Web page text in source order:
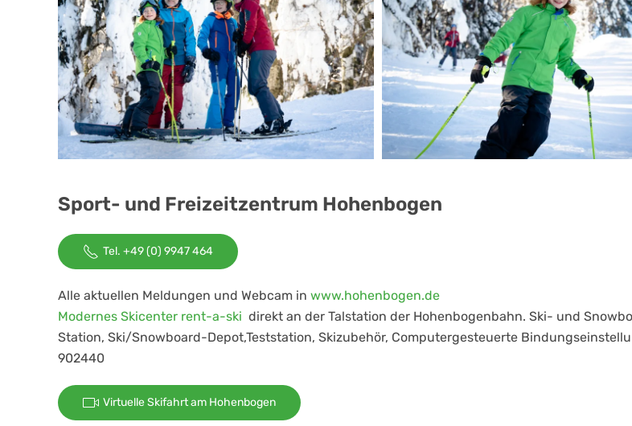
Sport- und Freizeitzentrum Hohenbogen
Tel. +49 (0) 9947 464
Alle aktuellen Meldungen und Webcam in www.hohenbogen.de
Modernes Skicenter rent-a-ski direkt an der Talstation der Hohenbogenbahn. Ski- und
Station, Ski/Snowboard-Depot,Teststation, Skizubehör, Computergesteuerte
902440
Virtuelle Skifahrt am Hohenbogen